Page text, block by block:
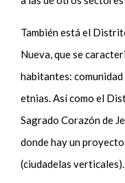
También está el
Nueva, que se
habitantes:
etnias. Así como el
Sagrado Corazón de
donde hay un
(ciudadelas verticales).